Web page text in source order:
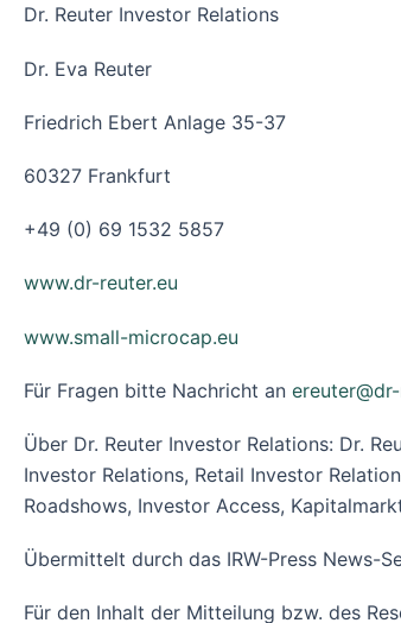
Dr. Reuter Investor Relations
Dr. Eva Reuter
Friedrich Ebert Anlage 35-37
60327 Frankfurt
+49 (0) 69 1532 5857
www.dr-reuter.eu
www.small-microcap.eu
Für Fragen bitte Nachricht an
Über Dr. Reuter Investor Relations: Dr.
Investor Relations, Retail Investor
Roadshows, Investor Access,
Übermittelt durch das IRW-Press News-
Für den Inhalt der Mitteilung bzw. des